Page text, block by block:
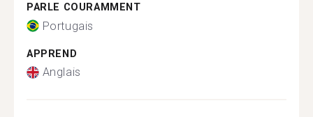
PARLE COURAMMENT
Portugais
APPREND
Anglais